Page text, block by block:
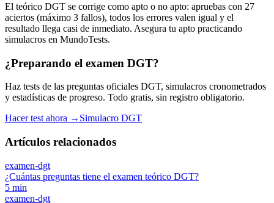
El teórico DGT se corrige como apto o no apto: apruebas con 27
aciertos (máximo 3 fallos), todos los errores valen igual y el
resultado llega casi de inmediato. Asegura tu apto practicando
simulacros en MundoTests.
¿Preparando el examen DGT?
Haz tests de las preguntas oficiales DGT, simulacros cronometrados
y estadísticas de progreso. Todo gratis, sin registro obligatorio.
Hacer test ahora → Simulacro DGT
Artículos relacionados
examen-dgt
¿Cuántas preguntas tiene el examen teórico DGT?
5 min
examen-dgt